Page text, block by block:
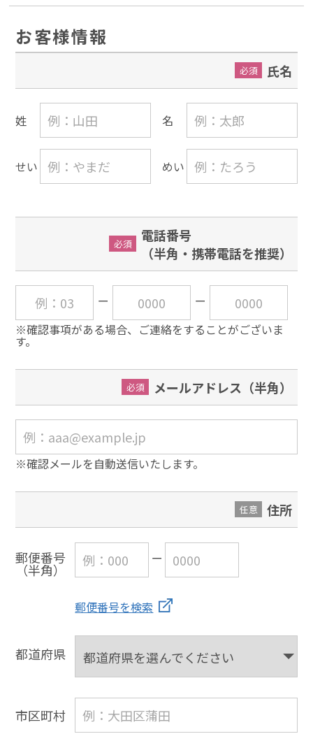
お客様情報
氏名
必須
姓 名
せい めい
電話番号
（半角・携帯電話を推奨）
必須
※確認事項がある場合、ご連絡をすることがございま
す。
メールアドレス（半角）
必須
※確認メールを自動送信いたします。
住所
任意
郵便番号
（半角）
郵便番号を検索
都道府県
市区町村